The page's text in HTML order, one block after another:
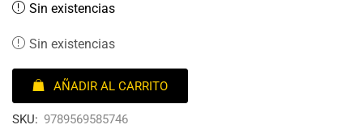
Sin existencias
Sin existencias
AÑADIR AL CARRITO
SKU: 9789569585746